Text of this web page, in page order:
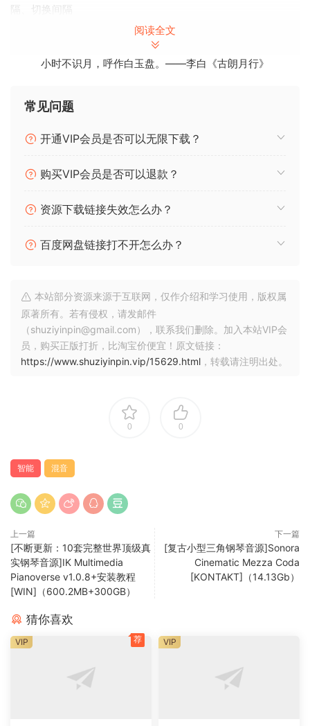
隔、切换间隔
包含的短语发生器：琶音器、低音发生器、和弦发生器、二元
组运行、发生器、指弹发生器、通用发生器、短语容器、钢琴
运行发生器、弦乐断奏发生器、钢琴和弦模式生成器、扫弦模
包含的变化：添加和弦音符、添加间隔、调整音符长度、应用
节奏、音频增益、延迟音符、双音符、双短语、表达、提取节
奏、人性化、连接音符、限制音符范围、MIDI 回声、制作单声
删除短音符、休止符、旋转音符、简化乐句、展开和弦音符、
度、力度发生器
旋律编辑器选项卡：集成 Melodya 功能（仅限完整版）
现场非破坏性乐句级和音符级编辑
使用鼓图编辑打击乐音轨
复杂的 MIDI CC 编辑和录制。 使用事件或曲线（指数或指数 S
曲线）编辑。 MIDI CC 可以附加到音轨、乐句和音符上。
广泛的音阶、和弦、吉他和弦、和弦进程数据库。
节奏在乐句之间或从节奏浏览器拖放，将节奏模式应用于乐
所有 MIDI、VSTi、VST3 和 SF2 预设的可标记乐器浏览器集
中在一处
集成的 Idea Tool 可以生成多轨道合成，提供 3 种不同的工作
流程（仅限完整版）
无限次撤消（简单列表或带分支的版本树）
完全可自定义的用户界面（所有颜色和字体大小），带有预设
主题
完全可自定义的键盘快捷键
将 MIDI 音轨或合成拖放到 DAW。 将 MIDI 文件批量转换为短
语、节奏模式或和弦进行
虚拟乐器（VSTi v2.4 和 VST3 插件）支持
SoundFont（.SF2）支持
为 Windows 提供独立、VST、VST3 版本（32 位和 64
位），为 macOS 提供独立、VST、VST3、AU 合成器、AU
阅读全文
小时不识月，呼作白玉盘。——李白《古朗月行》
常见问题
开通VIP会员是否可以无限下载？
购买VIP会员是否可以退款？
资源下载链接失效怎么办？
百度网盘链接打不开怎么办？
本站部分资源来源于互联网，仅作介绍和学习使用，版权属
原著所有。若有侵权，请发邮件
（shuziyinpin@gmail.com），联系我们删除。加入本站VIP会
员，购买正版打折，比淘宝价便宜！原文链接：
https://www.shuziyinpin.vip/15629.html ，转载请注明出处。
0 0
智能 混音
上一篇
[不断更新：10套完整世界顶级真
实钢琴音源]IK Multimedia
Pianoverse v1.0.8+安装教程
[WIN]（600.2MB+300GB）
下一篇
[复古小型三角钢琴音源]Sonora
Cinematic Mezza Coda
[KONTAKT]（14.13Gb）
猜你喜欢
VIP 荐 VIP